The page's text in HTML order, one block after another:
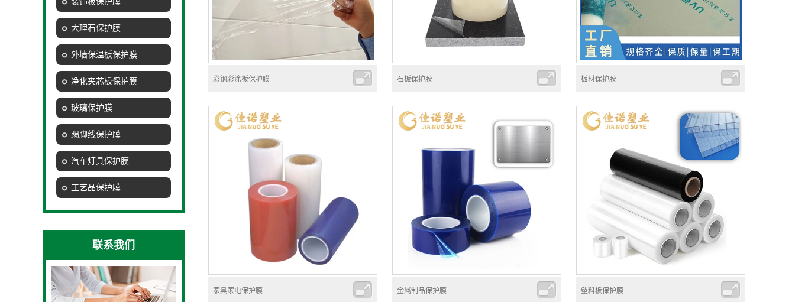
大理石保护膜
外墙保温板保护膜
净化夹芯板保护膜
玻璃保护膜
踢脚线保护膜
汽车灯具保护膜
工艺品保护膜
联系我们
彩钢彩涂板保护膜 石板保护膜 板材保护膜
家具家电保护膜 金属制品保护膜 塑料板保护膜